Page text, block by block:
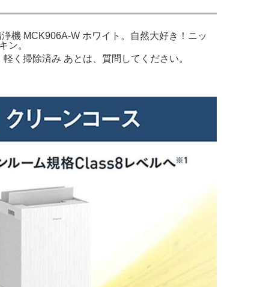
機 MCK906A-W ホワイト。自然大好き！ニッ
ン。
く掃除済み あとは、質問してください。